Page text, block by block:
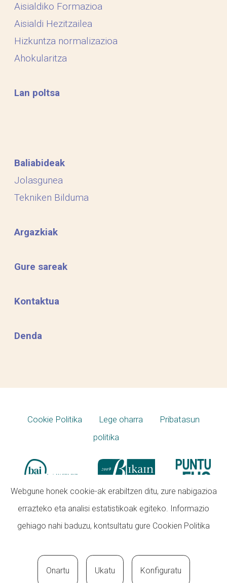
Aisialdiko Formazioa
Aisialdi Hezitzailea
Hizkuntza normalizazioa
Ahokularitza
Lan poltsa
Baliabideak
Jolasgunea
Tekniken Bilduma
Argazkiak
Gure sareak
Kontaktua
Denda
Cookie Politika Lege oharra
Pribatasun
politika
Webgune honek cookie-ak erabiltzen ditu, zure nabigazioa
errazteko eta analisi estatistikoak egiteko. Informazio
gehiago nahi baduzu, kontsultatu gure Cookien Politika
Onartu Ukatu Konfiguratu